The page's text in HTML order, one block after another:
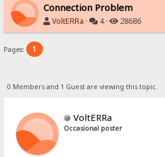
Connection Problem
VoltERRa · 4 · 28686
Pages: 1
0 Members and 1 Guest are viewing this topic.
VoltERRa
Occasional poster